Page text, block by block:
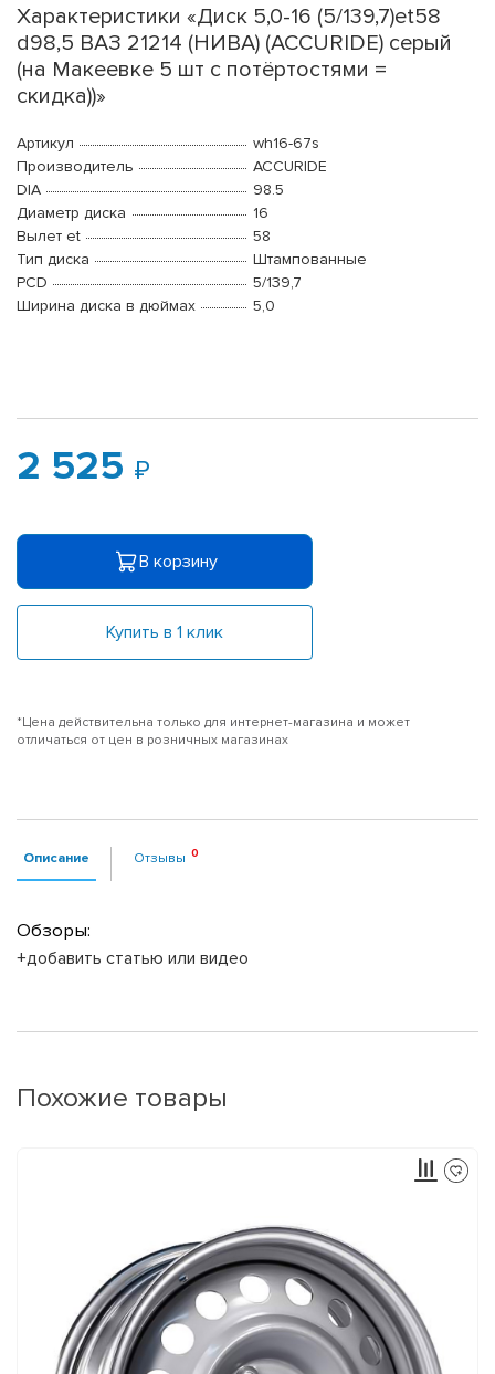
Характеристики «Диск 5,0-16 (5/139,7)et58
d98,5 ВАЗ 21214 (НИВА) (ACCURIDE) серый
(на Макеевке 5 шт с потёртостями =
скидка))»
Артикул
wh16-67s
Производитель
ACCURIDE
DIA
98.5
Диаметр диска
16
Вылет et
58
Тип диска
Штампованные
PCD
5/139,7
Ширина диска в дюймах
5,0
2 525
В корзину
Купить в 1 клик
*Цена действительна только для интернет-магазина и может
отличаться от цен в розничных магазинах
Описание Отзывы
Обзоры:
+добавить статью или видео
Похожие товары